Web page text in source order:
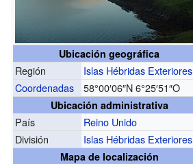
Ubicación geográfica
Región
Islas Hébridas Exteriores
Coordenadas
58°00′06″N6°25′51″O
Ubicación administrativa
País
Reino Unido
División
Islas Hébridas Exteriores
Mapa de localización